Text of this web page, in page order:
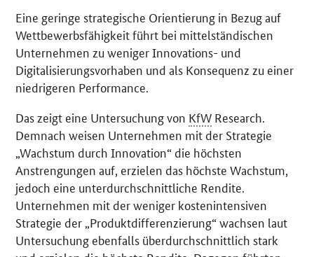
Eine geringe strategische Orientierung in Bezug auf
Wettbewerbsfähigkeit führt bei mittelständischen
Unternehmen zu weniger Innovations- und
Digitalisierungs­vorhaben und als Konsequenz zu einer
niedrigeren Performance.
Das zeigt eine Untersuchung von KfW Research.
Demnach weisen Unternehmen mit der Strategie
„Wachstum durch Innovation“ die höchsten
Anstrengungen auf, erzielen das höchste Wachstum,
jedoch eine unterdurchschnittliche Rendite.
Unternehmen mit der weniger kostenintensiven
Strategie der „Produktdifferenzierung“ wachsen laut
Untersuchung ebenfalls überdurchschnittlich stark